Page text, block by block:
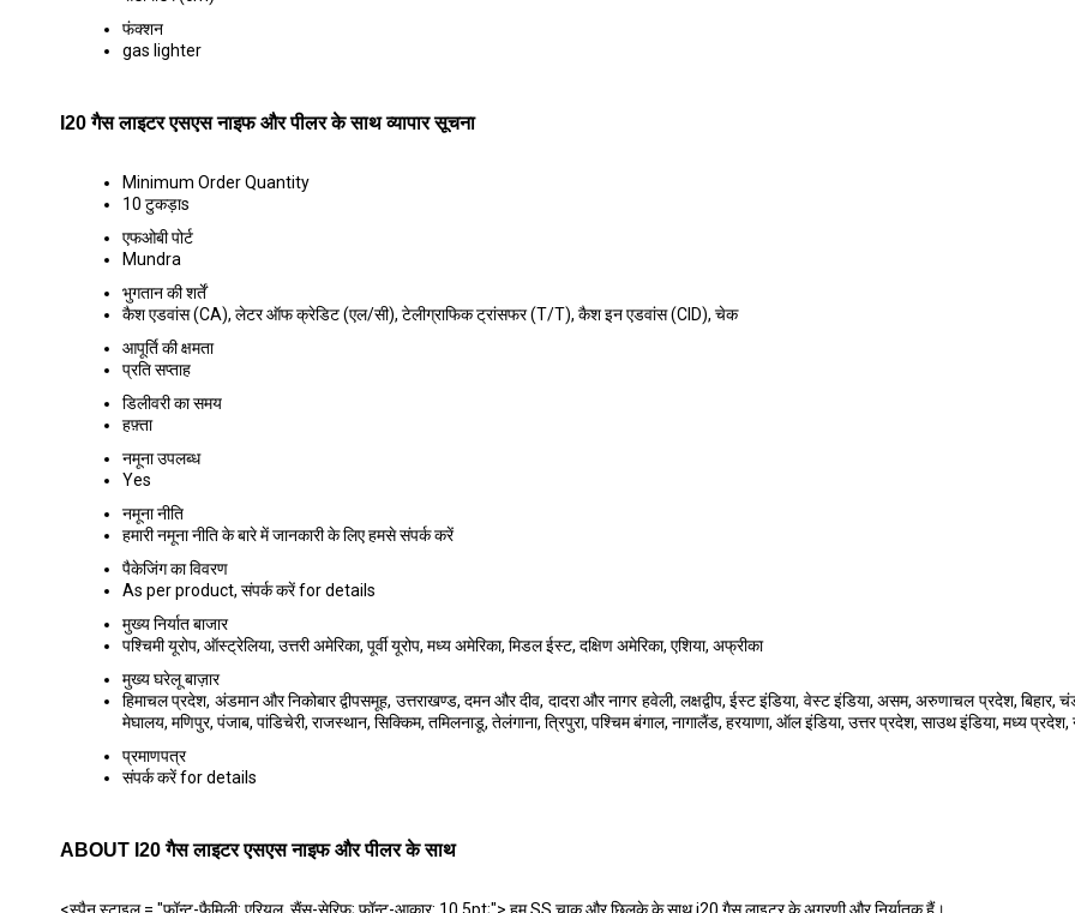
फंक्शन
gas lighter
I20 गैस लाइटर एसएस नाइफ और पीलर के साथ व्यापार सूचना
Minimum Order Quantity
10 टुकड़ाs
एफओबी पोर्ट
Mundra
भुगतान की शर्तें
कैश एडवांस (CA), लेटर ऑफ क्रेडिट (एल/सी), टेलीग्राफिक ट्रांसफर (T/T), कैश इन एडवांस (CID), चेक
आपूर्ति की क्षमता
प्रति सप्ताह
डिलीवरी का समय
हफ़्ता
नमूना उपलब्ध
Yes
नमूना नीति
हमारी नमूना नीति के बारे में जानकारी के लिए हमसे संपर्क करें
पैकेजिंग का विवरण
As per product, संपर्क करें for details
मुख्य निर्यात बाजार
पश्चिमी यूरोप, ऑस्ट्रेलिया, उत्तरी अमेरिका, पूर्वी यूरोप, मध्य अमेरिका, मिडल ईस्ट, दक्षिण अमेरिका, एशिया, अफ्रीका
मुख्य घरेलू बाज़ार
हिमाचल प्रदेश, अंडमान और निकोबार द्वीपसमूह, उत्तराखण्ड, दमन और दीव, दादरा और नागर हवेली, लक्षद्वीप, ईस्ट इंडिया, वेस्ट इंडिया, असम, अरुणाचल प्रदेश, बिहार,
मेघालय, मणिपुर, पंजाब, पांडिचेरी, राजस्थान, सिक्किम, तमिलनाडू, तेलंगाना, त्रिपुरा, पश्चिम बंगाल, नागालैंड, हरयाणा, ऑल इंडिया, उत्तर प्रदेश, साउथ इंडिया, मध्य
प्रमाणपत्र
संपर्क करें for details
ABOUT I20 गैस लाइटर एसएस नाइफ और पीलर के साथ